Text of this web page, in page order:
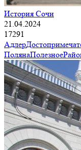
История Сочи
21.04.2024
17291
Адлер
ПолянаПолезное